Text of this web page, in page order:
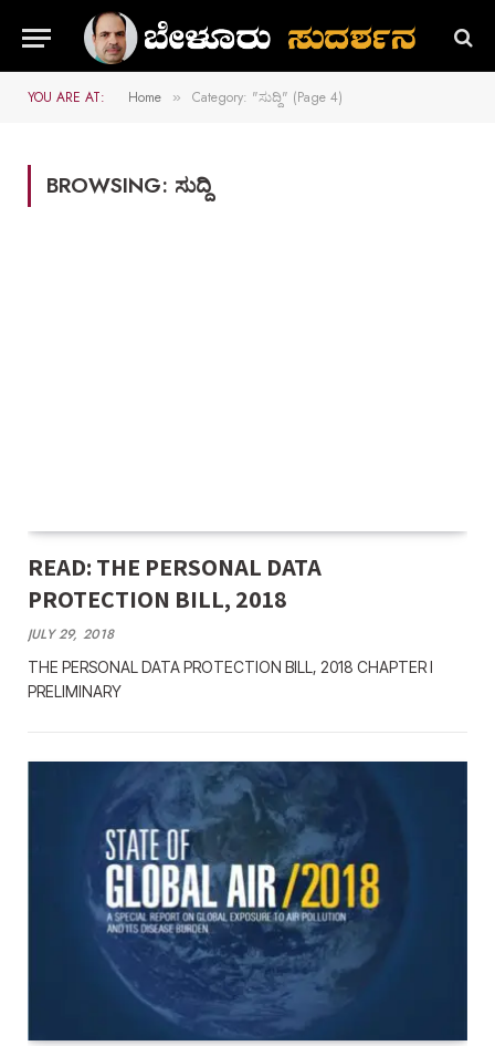
YOU ARE AT: Home » Category: "ಸುದ್ದಿ" (Page 4)
BROWSING: ಸುದ್ದಿ
READ: THE PERSONAL DATA
PROTECTION BILL, 2018
JULY 29, 2018
THE PERSONAL DATA PROTECTION BILL, 2018 CHAPTER I
PRELIMINARY